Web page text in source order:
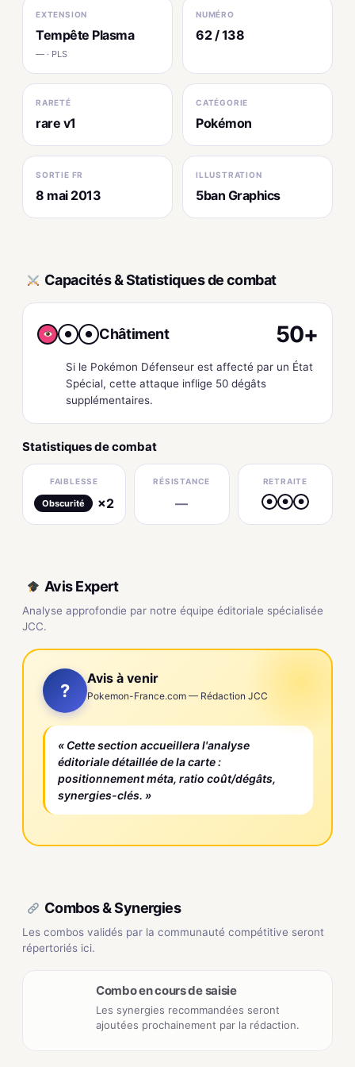
EXTENSION
Tempête Plasma
— · PLS
NUMÉRO
62 / 138
RARETÉ
rare v1
CATÉGORIE
Pokémon
SORTIE FR
8 mai 2013
ILLUSTRATION
5ban Graphics
Capacités & Statistiques de combat
● ● Châtiment 50+
Si le Pokémon Défenseur est affecté par un État
Spécial, cette attaque inflige 50 dégâts
supplémentaires.
Statistiques de combat
FAIBLESSE
Obscurité ×2
RÉSISTANCE
—
RETRAITE
● ● ●
Avis Expert
Analyse approfondie par notre équipe éditoriale spécialisée
JCC.
?
Avis à venir
Pokemon-France.com — Rédaction JCC
« Cette section accueillera l'analyse
éditoriale détaillée de la carte :
positionnement méta, ratio coût/dégâts,
synergies-clés. »
Combos & Synergies
Les combos validés par la communauté compétitive seront
répertoriés ici.
Combo en cours de saisie
Les synergies recommandées seront
ajoutées prochainement par la rédaction.